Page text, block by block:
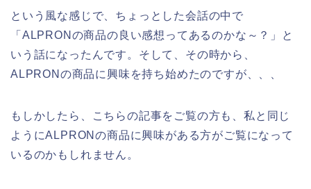
という風な感じで、ちょっとした会話の中で
「ALPRONの商品の良い感想ってあるのかな～？」と
いう話になったんです。そして、その時から、
ALPRONの商品に興味を持ち始めたのですが、、、
もしかしたら、こちらの記事をご覧の方も、私と同じ
ようにALPRONの商品に興味がある方がご覧になって
いるのかもしれません。